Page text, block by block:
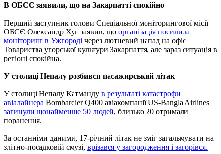
В ОБСЄ заявили, що на Закарпатті спокійно
Перший заступник голови Спеціальної моніторингової місії
ОБСЄ Олександр Хуг заявив, що організація посилила
моніторинг в Ужгороді через лютневий напад на офіс
Товариства угорської культури Закарпаття, але зараз ситуація в
регіоні спокійна.
У столиці Непалу розбився пасажирський літак
У столиці Непалу Катманду в результаті катастрофи
авіалайнера Bombardier Q400 авіакомпанії US-Bangla Airlines
загинули щонайменше 50 людей, близько 20 отримали
поранення.
За останніми даними, 17-річний літак не зміг загальмувати на
злітно-посадковій смузі, врізався у загородження і загорівся.